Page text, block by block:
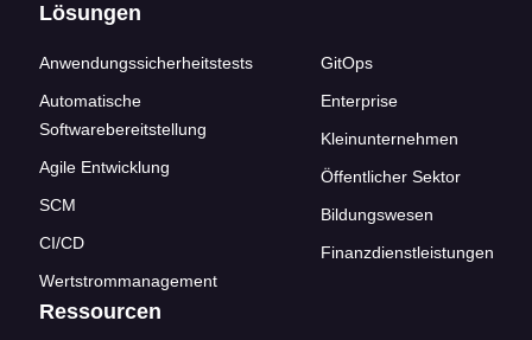
Lösungen
Anwendungssicherheitstests
Automatische
Softwarebereitstellung
Agile Entwicklung
SCM
CI/CD
Wertstrommanagement
GitOps
Enterprise
Kleinunternehmen
Öffentlicher Sektor
Bildungswesen
Finanzdienstleistungen
Ressourcen